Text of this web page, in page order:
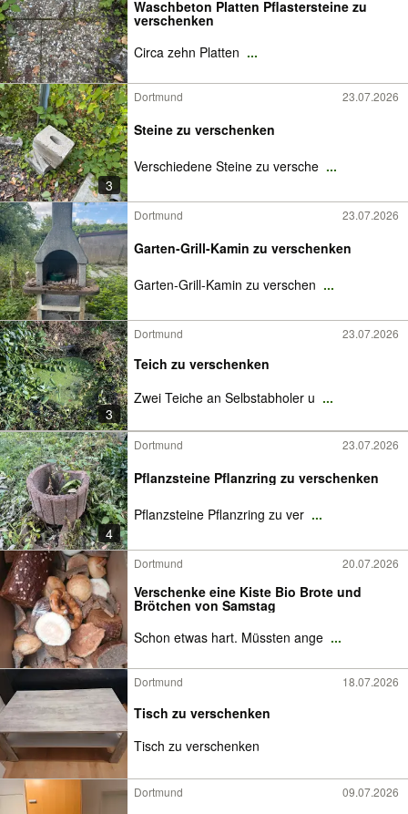
Waschbeton Platten Pflastersteine zu
verschenken
Circa zehn Platten ...
3
Dortmund 23.07.2026
Steine zu verschenken
Verschiedene Steine zu versche ...
Dortmund 23.07.2026
Garten-Grill-Kamin zu verschenken
Garten-Grill-Kamin zu verschen ...
3
Dortmund 23.07.2026
Teich zu verschenken
Zwei Teiche an Selbstabholer u ...
4
Dortmund 23.07.2026
Pflanzsteine Pflanzring zu verschenken
Pflanzsteine Pflanzring zu ver ...
Dortmund 20.07.2026
Verschenke eine Kiste Bio Brote und
Brötchen von Samstag
Schon etwas hart. Müssten ange ...
Dortmund 18.07.2026
Tisch zu verschenken
Tisch zu verschenken
Dortmund 09.07.2026